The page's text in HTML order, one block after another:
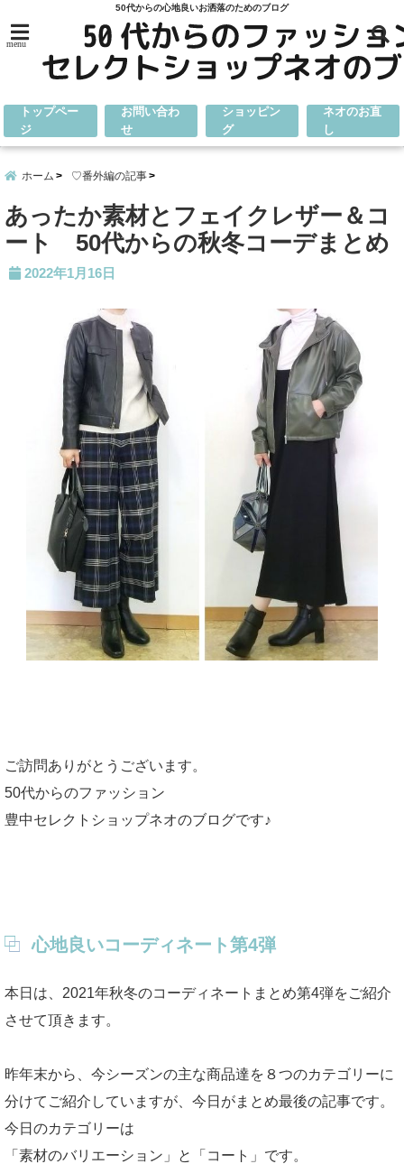
50代からの心地良いお洒落のためのブログ
menu
トップペー
ジ
お問い合わ
せ
ショッピン
グ
ネオのお直
し
ホーム ♡番外編の記事
あったか素材とフェイクレザー＆コ
ート 50代からの秋冬コーデまとめ
2022年1月16日
ご訪問ありがとうございます。
50代からのファッション
豊中セレクトショップネオのブログです♪
心地良いコーディネート第4弾
本日は、2021年秋冬のコーディネートまとめ第4弾をご紹介
させて頂きます。
昨年末から、今シーズンの主な商品達を８つのカテゴリーに
分けてご紹介していますが、今日がまとめ最後の記事です。
今日のカテゴリーは
「素材のバリエーション」と「コート」です。